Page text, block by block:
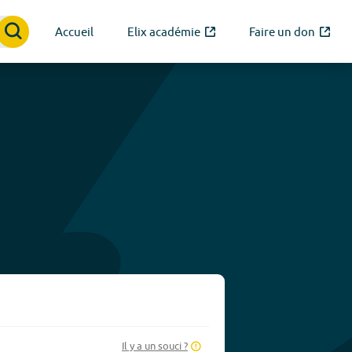
Accueil Elix académie Faire un don
Il y a un souci ?